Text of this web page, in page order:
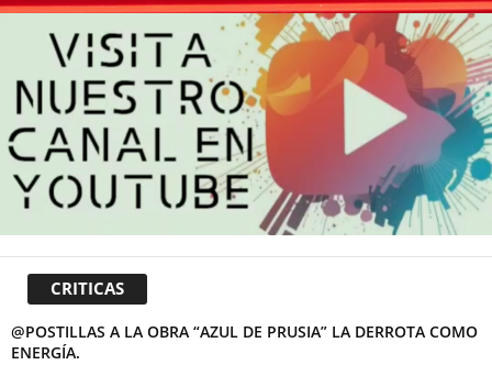
CRITICAS
@POSTILLAS A LA OBRA “AZUL DE PRUSIA” LA DERROTA COMO
ENERGÍA.